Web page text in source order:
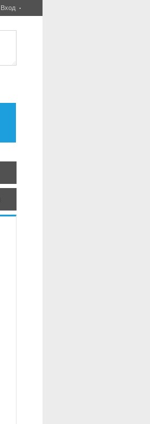
Вход